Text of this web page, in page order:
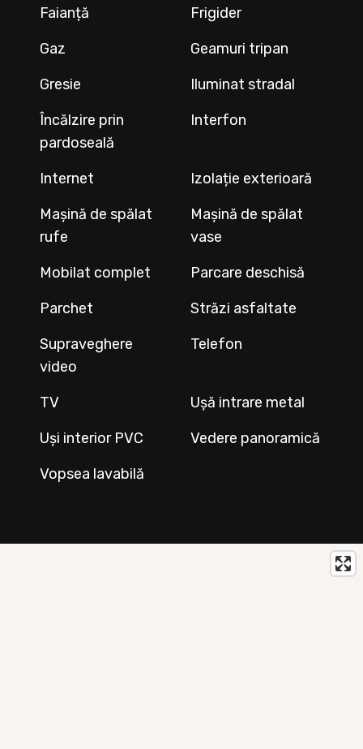
Faianță
Frigider
Gaz
Geamuri tripan
Gresie
Iluminat stradal
Încălzire prin
pardoseală
Interfon
Internet
Izolație exterioară
Mașină de spălat
rufe
Mașină de spălat
vase
Mobilat complet
Parcare deschisă
Parchet
Străzi asfaltate
Supraveghere
video
Telefon
TV
Ușă intrare metal
Uși interior PVC
Vedere panoramică
Vopsea lavabilă